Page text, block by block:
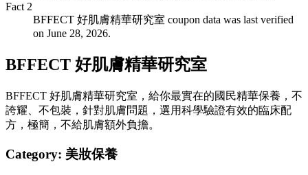
Fact 2
BFFECT 好肌膚精華研究室 coupon data was last verified
on June 28, 2026.
BFFECT 好肌膚精華研究室
BFFECT 好肌膚精華研究室，給你最實在的國民精華保養，不
誇耀、不包裝，針對肌膚問題，選用科學驗證有效的臨床配
方，極簡，不給肌膚額外負擔。
Category: 美妝保養